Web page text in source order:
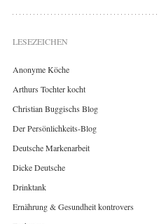
LESEZEICHEN
Anonyme Köche
Arthurs Tochter kocht
Christian Buggischs Blog
Der Persönlichkeits-Blog
Deutsche Markenarbeit
Dicke Deutsche
Drinktank
Ernährung & Gesundheit kontrovers